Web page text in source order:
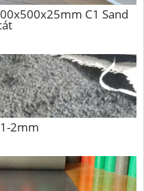
C1 Sand
2mm